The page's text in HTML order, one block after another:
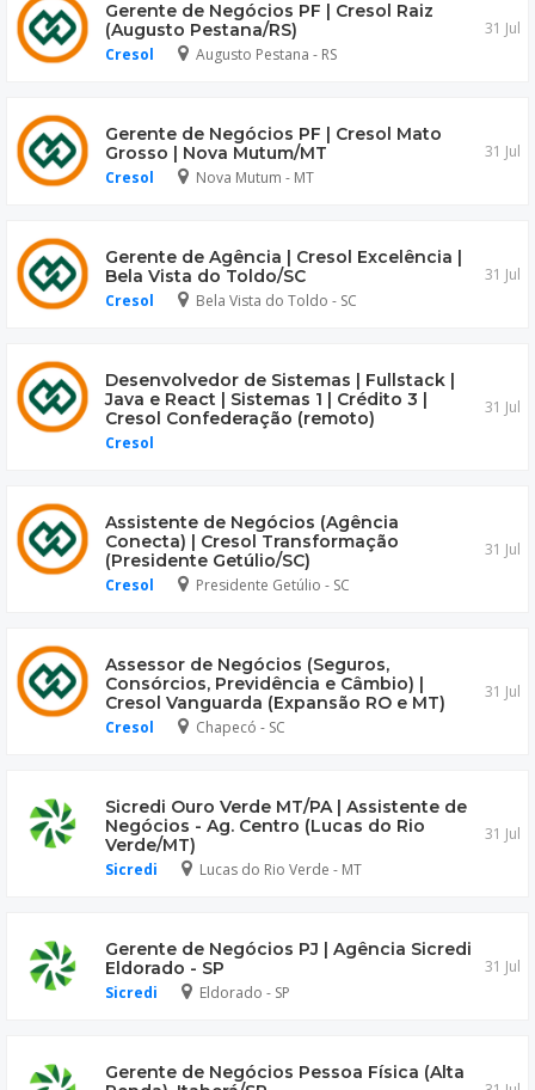
Gerente de Negócios PF | Cresol Raiz
(Augusto Pestana/RS)
Cresol Augusto Pestana - RS
31 Jul
Gerente de Negócios PF | Cresol Mato
Grosso | Nova Mutum/MT
Cresol Nova Mutum - MT
31 Jul
Gerente de Agência | Cresol Excelência |
Bela Vista do Toldo/SC
Cresol Bela Vista do Toldo - SC
31 Jul
Desenvolvedor de Sistemas | Fullstack |
Java e React | Sistemas 1 | Crédito 3 |
Cresol Confederação (remoto)
Cresol
31 Jul
Assistente de Negócios (Agência
Conecta) | Cresol Transformação
(Presidente Getúlio/SC)
Cresol Presidente Getúlio - SC
31 Jul
Assessor de Negócios (Seguros,
Consórcios, Previdência e Câmbio) |
Cresol Vanguarda (Expansão RO e MT)
Cresol Chapecó - SC
31 Jul
Sicredi Ouro Verde MT/PA | Assistente de
Negócios - Ag. Centro (Lucas do Rio
Verde/MT)
Sicredi Lucas do Rio Verde - MT
31 Jul
Gerente de Negócios PJ | Agência Sicredi
Eldorado - SP
Sicredi Eldorado - SP
31 Jul
Gerente de Negócios Pessoa Física (Alta